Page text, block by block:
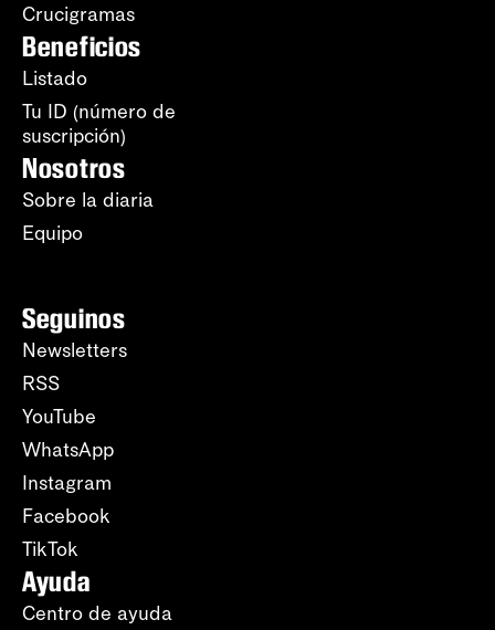
Crucigramas
Beneficios
Listado
Tu ID (número de
suscripción)
Nosotros
Sobre la diaria
Equipo
Seguinos
Newsletters
RSS
YouTube
WhatsApp
Instagram
Facebook
TikTok
Ayuda
Centro de ayuda